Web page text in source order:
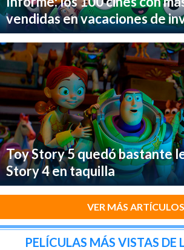
vendidas en vacaciones de
Toy Story 5 quedó bastante
Story 4 en taquilla
VER MÁS ARTÍCULOS
PELÍCULAS MÁS VISTAS DE